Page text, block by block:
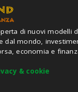
di nuovi modelli
dal mondo,
economia e
& cookie